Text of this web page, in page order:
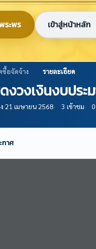
ระพร เข้าสู่หน้าหลัก
nabc@nabc.go.th
ย์ข้อมูลเกษตรแห่งชาติ
Agricultural Big Data
ซื้อจัดจ้าง รายละเอียด
งวงเงินงบปร
ลักแบบอัตโนมั
·21 เมษายน 2568· 3 เข้าชม·
กาศ